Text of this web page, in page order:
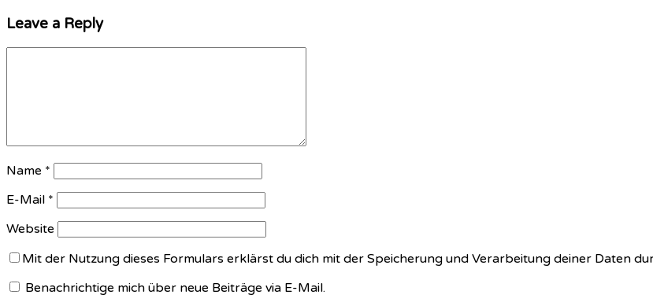
Leave a Reply
Name *
E-Mail *
Website
Mit der Nutzung dieses Formulars erklärst du dich mit der Speicherung und Verarbeitung deiner Daten
Benachrichtige mich über neue Beiträge via E-Mail.